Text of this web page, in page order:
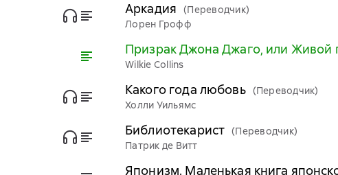
Аркадия
(Переводчик)
Лорен Грофф
Призрак Джона Джаго, или Живой
Wilkie Collins
Какого года любовь (Переводчик)
Холли Уильямс
Библиотекарист (Переводчик)
Патрик де Витт
Японизм. Маленькая книга